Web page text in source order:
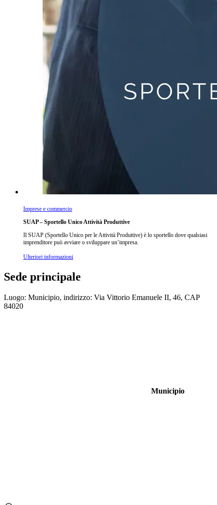
Imprese e commercio
SUAP – Sportello Unico Attività Produttive
Il SUAP (Sportello Unico per le Attività Produttive) è lo sportello dove qualsiasi
imprenditore può avviare o sviluppare un’impresa.
Ulteriori informazioni
Sede principale
Luogo: Municipio, indirizzo: Via Vittorio Emanuele II, 46, CAP
84020
Municipio